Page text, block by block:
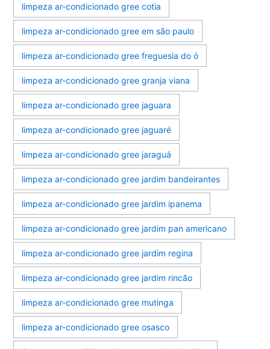
limpeza ar-condicionado gree cotia
limpeza ar-condicionado gree em são paulo
limpeza ar-condicionado gree freguesia do ó
limpeza ar-condicionado gree granja viana
limpeza ar-condicionado gree jaguara
limpeza ar-condicionado gree jaguaré
limpeza ar-condicionado gree jaraguá
limpeza ar-condicionado gree jardim bandeirantes
limpeza ar-condicionado gree jardim ipanema
limpeza ar-condicionado gree jardim pan americano
limpeza ar-condicionado gree jardim regina
limpeza ar-condicionado gree jardim rincão
limpeza ar-condicionado gree mutinga
limpeza ar-condicionado gree osasco